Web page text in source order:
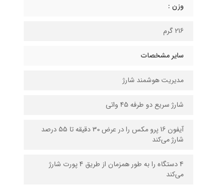
وزن :
216 گرم
سایر مشخصات
مدیریت هوشمند شارژ
شارژ سریع دو طرفه 45 واتی
آیفون 16 پرو مکس را در عرض 30 دقیقه تا 55 درصد
شارژ می‌کند
4 دستگاه را به طور همزمان از طریق 4 پورت شارژ
می‌کند